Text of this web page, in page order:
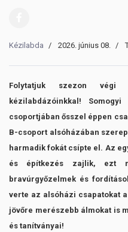
Kézilabda 2026. június 08.
Folytatjuk szezon végi
kézilabdázóinkkal!
csoportjában ősszel éppen
B-csoport alsóházában
harmadik fokát csípte el. Az
és építkezés zajlik, ezt
bravúrgyőzelmek és
verte az alsóházi csapatokat
jövőre merészebb álmokat is
és tanítványai!